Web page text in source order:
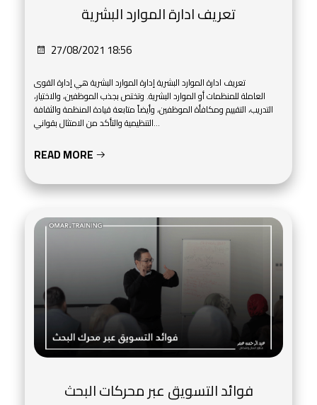
تعريف ادارة الموارد البشرية
27/08/2021 18:56
تعريف ادارة الموارد البشرية إدارة الموارد البشرية هي إدارة القوى
العاملة للمنظمات أو الموارد البشرية. وتختص بجذب الموظفين، والاختيار،
التدريب، التقييم ومكافأة الموظفين، وأيضاً متابعة قيادة المنظمة والثقافة
التنظيمية والتأكد من الامتثال بقواني...
READ MORE
فوائد التسويق عبر محركات البحث